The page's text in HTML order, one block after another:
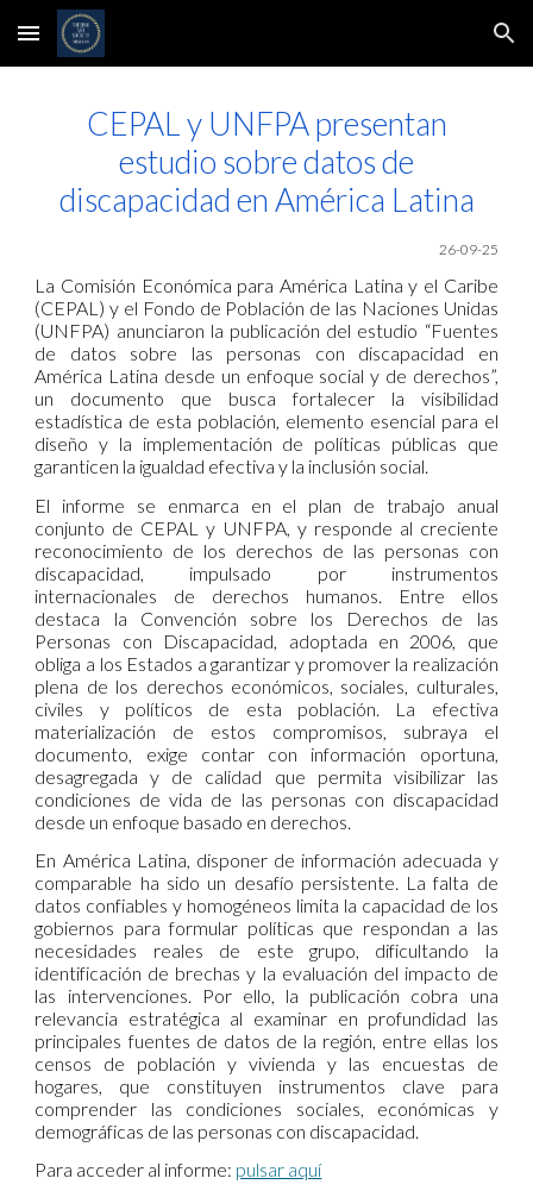
Skip to main content Skip to navigation
CEPAL y UNFPA presentan
estudio sobre datos de
discapacidad en América Latina
26-09-25
La Comisión Económica para América Latina y el Caribe
(CEPAL) y el Fondo de Población de las Naciones Unidas
(UNFPA) anunciaron la publicación del estudio “Fuentes
de datos sobre las personas con discapacidad en
América Latina desde un enfoque social y de derechos”,
un documento que busca fortalecer la visibilidad
estadística de esta población, elemento esencial para el
diseño y la implementación de políticas públicas que
garanticen la igualdad efectiva y la inclusión social.
El informe se enmarca en el plan de trabajo anual
conjunto de CEPAL y UNFPA, y responde al creciente
reconocimiento de los derechos de las personas con
discapacidad, impulsado por instrumentos
internacionales de derechos humanos. Entre ellos
destaca la Convención sobre los Derechos de las
Personas con Discapacidad, adoptada en 2006, que
obliga a los Estados a garantizar y promover la realización
plena de los derechos económicos, sociales, culturales,
civiles y políticos de esta población. La efectiva
materialización de estos compromisos, subraya el
documento, exige contar con información oportuna,
desagregada y de calidad que permita visibilizar las
condiciones de vida de las personas con discapacidad
desde un enfoque basado en derechos.
En América Latina, disponer de información adecuada y
comparable ha sido un desafío persistente. La falta de
datos confiables y homogéneos limita la capacidad de los
gobiernos para formular políticas que respondan a las
necesidades reales de este grupo, dificultando la
identificación de brechas y la evaluación del impacto de
las intervenciones. Por ello, la publicación cobra una
relevancia estratégica al examinar en profundidad las
principales fuentes de datos de la región, entre ellas los
censos de población y vivienda y las encuestas de
hogares, que constituyen instrumentos clave para
comprender las condiciones sociales, económicas y
demográficas de las personas con discapacidad.
Para acceder al informe: pulsar aquí